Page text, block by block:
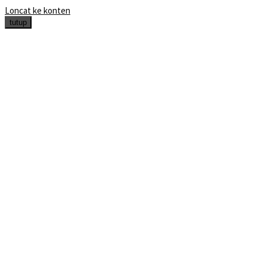
Loncat ke konten
tutup